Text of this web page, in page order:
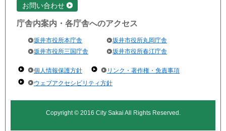
お問い合わせ
庁舎内案内・各庁舎へのアクセス
坂井市役所本庁舎
坂井市役所丸岡庁舎
坂井市役所三国庁舎
坂井市役所春江庁舎
個人情報保護方針
リンク・著作権・免責事項
ウェブアクセシビリティ方針
Copyright © 2016 City Sakai All Rights Reserved.